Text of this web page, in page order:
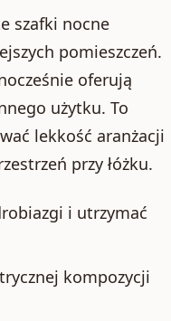
szafki nocne
pomieszczeń.
oferują
użytku. To
lekkość aranżacji
przy łóżku.
i utrzymać
kompozycji